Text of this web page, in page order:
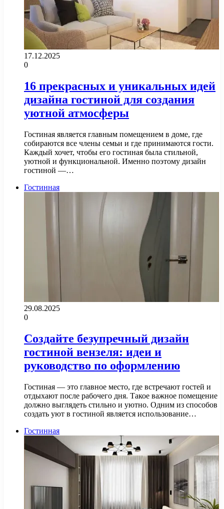
17.12.2025
0
16 прекрасных и уникальных идей
дизайна гостиной для создания
уютной атмосферы
Гостиная является главным помещением в доме, где
собираются все члены семьи и где принимаются гости.
Каждый хочет, чтобы его гостиная была стильной,
уютной и функциональной. Именно поэтому дизайн
гостиной —…
Гостинная
29.08.2025
0
Создайте безупречный дизайн
гостиной вензеля: идеи и
руководство по оформлению
Гостиная — это главное место, где встречают гостей и
отдыхают после рабочего дня. Такое важное помещение
должно выглядеть стильно и уютно. Одним из способов
создать уют в гостиной является использование…
Гостинная